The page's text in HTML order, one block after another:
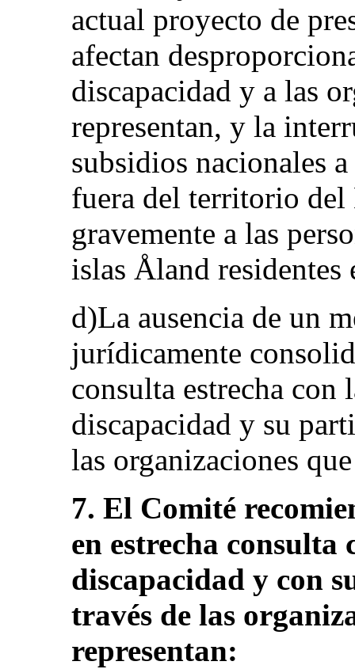
actual proyecto de
afectan
discapacidad y a las
representan, y la
subsidios nacionales
fuera del territorio del
gravemente a las
islas Åland residentes
d)La ausencia de un
jurídicamente
consulta estrecha con
discapacidad y su
las organizaciones
7. El Comité
en estrecha consulta
discapacidad y con
través de las
representan: